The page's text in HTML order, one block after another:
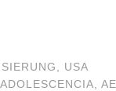
, USA
ADOLESCENCIA,